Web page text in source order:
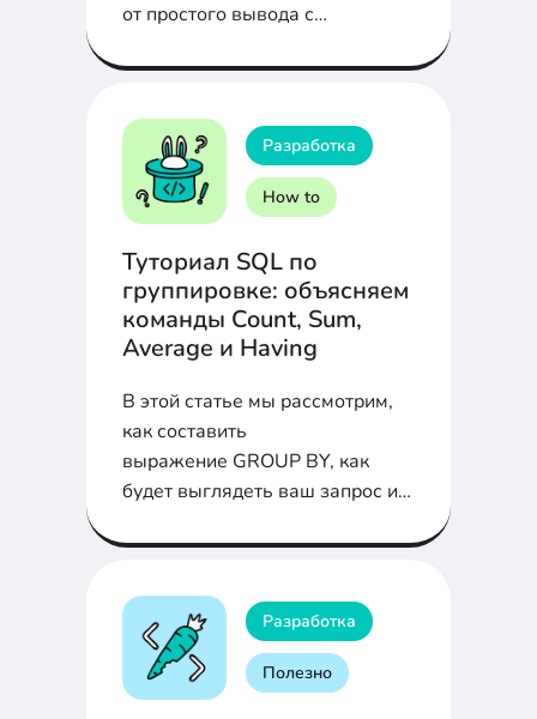
от простого вывода с
таблицами, группами,
сообщений в консоли!
Разработка
How to
Туториал SQL по
группировке: объясняем
команды Count, Sum,
Average и Having
В этой статье мы рассмотрим,
как составить
выражение GROUP BY, как
будет выглядеть ваш запрос и
группировку.
Разработка
Полезно